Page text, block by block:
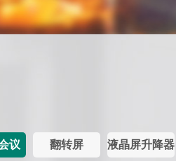
议 翻转屏 液晶屏升降器